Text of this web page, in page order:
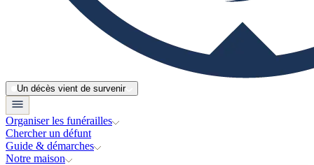
Un décès vient de survenir
Organiser les funérailles
Chercher un défunt
Guide & démarches
Notre maison